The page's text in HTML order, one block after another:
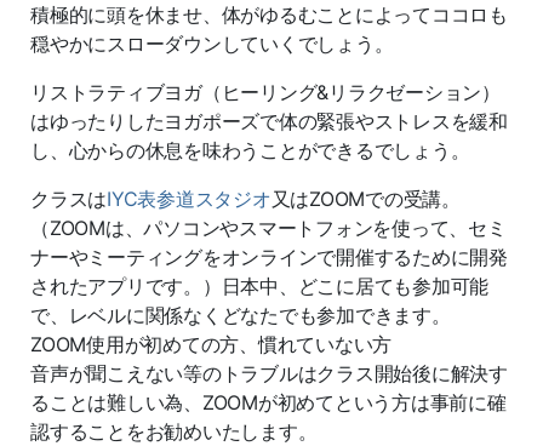
積極的に頭を休ませ、体がゆるむことによってココロも
穏やかにスローダウンしていくでしょう。
リストラティブヨガ（ヒーリング&リラクゼーション）
はゆったりしたヨガポーズで体の緊張やストレスを緩和
し、心からの休息を味わうことができるでしょう。
クラスはIYC表参道スタジオ又はZOOMでの受講。
（ZOOMは、パソコンやスマートフォンを使って、セミ
ナーやミーティングをオンラインで開催するために開発
されたアプリです。）日本中、どこに居ても参加可能
で、レベルに関係なくどなたでも参加できます。
ZOOM使用が初めての方、慣れていない方
音声が聞こえない等のトラブルはクラス開始後に解決す
ることは難しい為、ZOOMが初めてという方は事前に確
認することをお勧めいたします。